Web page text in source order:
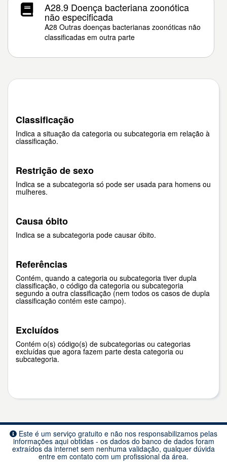
A28.9 Doença bacteriana zoonótica
não especificada
A28 Outras doenças bacterianas zoonóticas não
classificadas em outra parte
Classificação
Indica a situação da categoria ou subcategoria em relação à
classificação.
Restrição de sexo
Indica se a subcategoria só pode ser usada para homens ou
mulheres.
Causa óbito
Indica se a subcategoria pode causar óbito.
Referências
Contém, quando a categoria ou subcategoria tiver dupla
classificação, o código da categoria ou subcategoria
segundo a outra classificação (nem todos os casos de dupla
classificação contém este campo).
Excluídos
Contém o(s) código(s) de subcategorias ou categorias
excluídas que agora fazem parte desta categoria ou
subcategoria.
Este é um serviço gratuito e não nos responsabilizamos pelas
informações aqui obtidas - os dados do banco de dados foram
extraídos da internet sem nenhuma validação, qualquer dúvida
entre em contato com um profissional da área.